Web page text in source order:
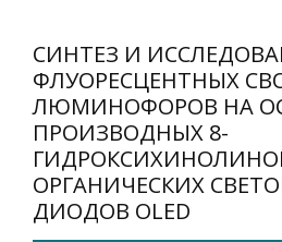
СИНТЕЗ И
ФЛУОРЕСЦЕНТНЫХ
ЛЮМИНОФОРОВ НА
ПРОИЗВОДНЫХ 8-
ОРГАНИЧЕСКИХ
ДИОДОВ OLED